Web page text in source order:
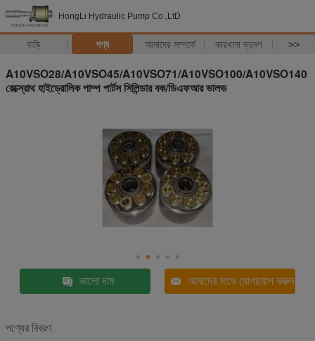
HongLi Hydraulic Pump Co.,LtD
বাড়ি পণ্য আমাদের সম্পর্কে কারখানা ভ্রমণ >>
A10VSO28/A10VSO45/A10VSO71/A10VSO100/A10VSO140
রেক্স্রোথ হাইড্রোলিক পাম্প পার্টস সিলিন্ডার বক/ডিএফআর ভালভ
ভালো দাম আমাদের সাথে যোগাযোগ করুন
পণ্যের বিবরণ